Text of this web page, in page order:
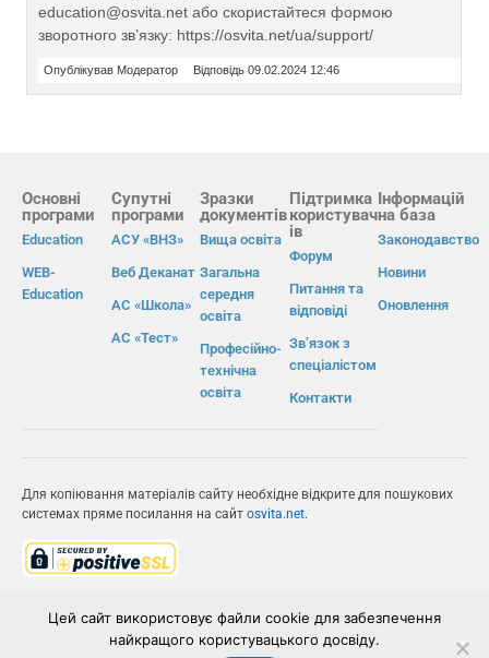
education@osvita.net або скористайтеся формою
зворотного зв’язку: https://osvita.net/ua/support/
Опублікував Модератор Відповідь 09.02.2024 12:46
Основні
програми
Education
WEB-
Education
Супутні
програми
АСУ «ВНЗ»
Веб Деканат
АС «Школа»
АС «Тест»
Зразки
документів
Вища освіта
Загальна
середня
освіта
Професійно-
технічна
освіта
Підтримка
користувач
ів
Форум
Питання та
відповіді
Зв’язок з
спеціалістом
Контакти
Інформацій
на база
Законодавство
Новини
Оновлення
Для копіювання матеріалів сайту необхідне відкрите для пошукових
системах пряме посилання на сайт osvita.net.
Цей сайт використовує файли cookie для забезпечення
найкращого користувацького досвіду.